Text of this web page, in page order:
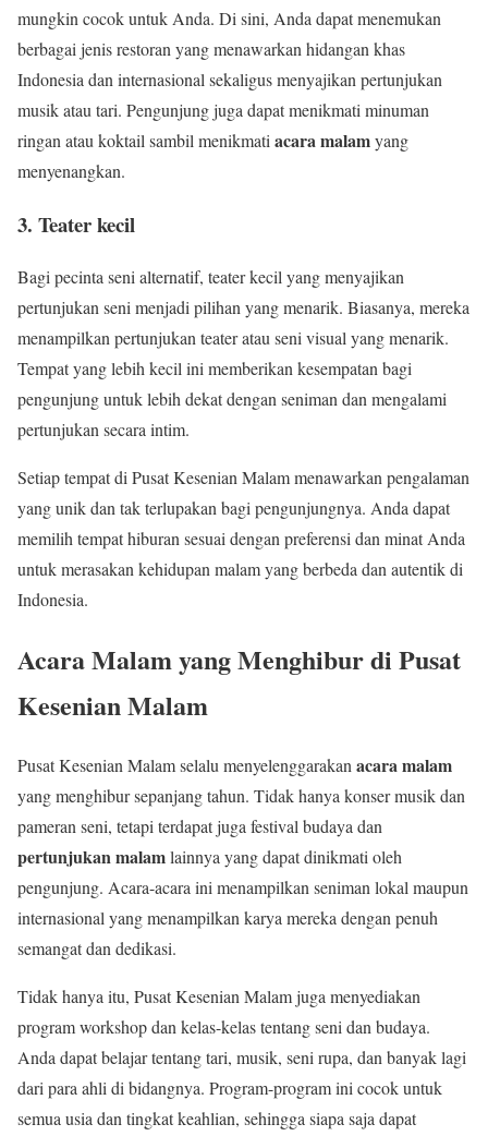
mungkin cocok untuk Anda. Di sini, Anda dapat menemukan
berbagai jenis restoran yang menawarkan hidangan khas
Indonesia dan internasional sekaligus menyajikan pertunjukan
musik atau tari. Pengunjung juga dapat menikmati minuman
ringan atau koktail sambil menikmati acara malamyang
menyenangkan.
3. Teater kecil
Bagi pecinta seni alternatif, teater kecil yang menyajikan
pertunjukan seni menjadi pilihan yang menarik. Biasanya, mereka
menampilkan pertunjukan teater atau seni visual yang menarik.
Tempat yang lebih kecil ini memberikan kesempatan bagi
pengunjung untuk lebih dekat dengan seniman dan mengalami
pertunjukan secara intim.
Setiap tempat di Pusat Kesenian Malam menawarkan pengalaman
yang unik dan tak terlupakan bagi pengunjungnya. Anda dapat
memilih tempat hiburan sesuai dengan preferensi dan minat Anda
untuk merasakan kehidupan malam yang berbeda dan autentik di
Indonesia.
Acara Malam yang Menghibur di Pusat
Kesenian Malam
Pusat Kesenian Malam selalu menyelenggarakan acara malam
yang menghibur sepanjang tahun. Tidak hanya konser musik dan
pameran seni, tetapi terdapat juga festival budaya dan
pertunjukan malamlainnya yang dapat dinikmati oleh
pengunjung. Acara-acara ini menampilkan seniman lokal maupun
internasional yang menampilkan karya mereka dengan penuh
semangat dan dedikasi.
Tidak hanya itu, Pusat Kesenian Malam juga menyediakan
program workshop dan kelas-kelas tentang seni dan budaya.
Anda dapat belajar tentang tari, musik, seni rupa, dan banyak lagi
dari para ahli di bidangnya. Program-program ini cocok untuk
semua usia dan tingkat keahlian, sehingga siapa saja dapat